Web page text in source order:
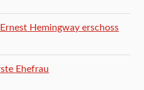
Hemingway erschoss
Ehefrau